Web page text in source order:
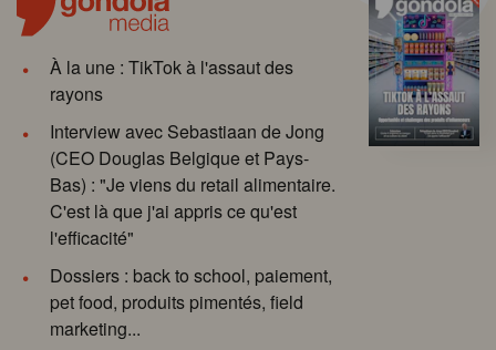
À la une : TikTok à l'assaut des
rayons
Interview avec Sebastiaan de Jong
(CEO Douglas Belgique et Pays-
Bas) : "Je viens du retail alimentaire.
C'est là que j'ai appris ce qu'est
l'efficacité"
Dossiers : back to school, paiement,
pet food, produits pimentés, field
marketing...